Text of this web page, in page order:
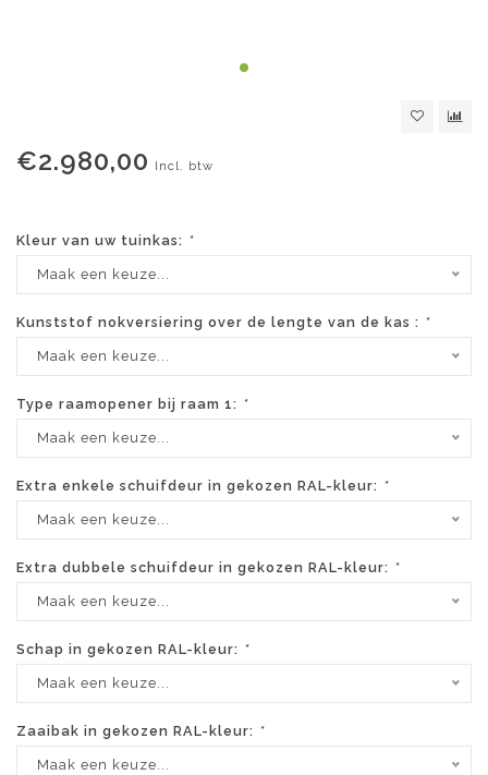
€2.980,00 Incl. btw
Kleur van uw tuinkas: *
Maak een keuze...
Kunststof nokversiering over de lengte van de kas : *
Maak een keuze...
Type raamopener bij raam 1: *
Maak een keuze...
Extra enkele schuifdeur in gekozen RAL-kleur: *
Maak een keuze...
Extra dubbele schuifdeur in gekozen RAL-kleur: *
Maak een keuze...
Schap in gekozen RAL-kleur: *
Maak een keuze...
Zaaibak in gekozen RAL-kleur: *
Maak een keuze...